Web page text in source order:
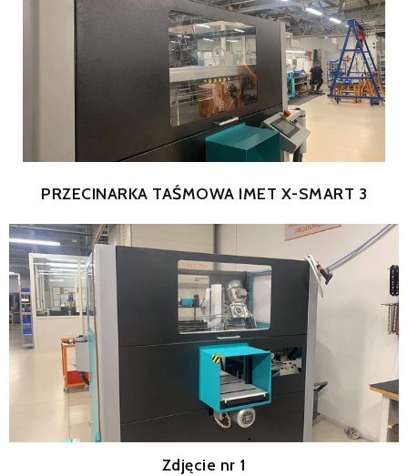
AKTUALNOŚCI
PRZECINARKA TAŚMOWA IMET X-SMART 3
Zdjęcie nr 1